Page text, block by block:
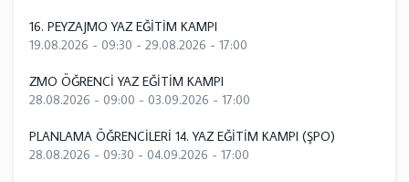
16. PEYZAJMO YAZ EĞİTİM KAMPI
19.08.2026 - 09:30 - 29.08.2026 - 17:00
ZMO ÖĞRENCİ YAZ EĞİTİM KAMPI
28.08.2026 - 09:00 - 03.09.2026 - 17:00
PLANLAMA ÖĞRENCİLERİ 14. YAZ EĞİTİM KAMPI (ŞPO)
28.08.2026 - 09:30 - 04.09.2026 - 17:00